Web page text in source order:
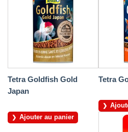
Tetra Goldfish Gold
Japan
Ajouter au panier
Tetra